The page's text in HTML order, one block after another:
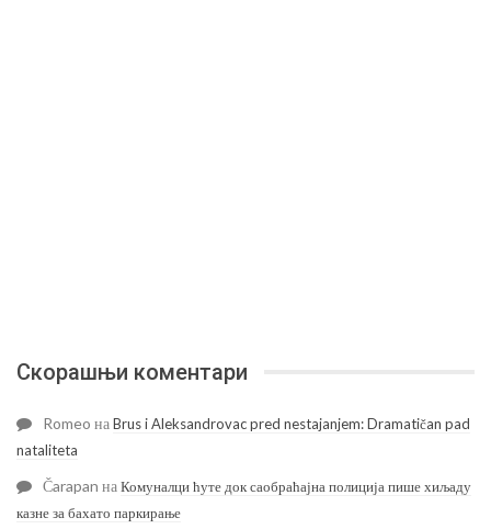
Скорашњи коментари
Romeo наBrus i Aleksandrovac pred nestajanjem: Dramatičan pad
nataliteta
Čarapan наКомуналци ћуте док саобраћајна полиција пише хиљаду
казне за бахато паркирање